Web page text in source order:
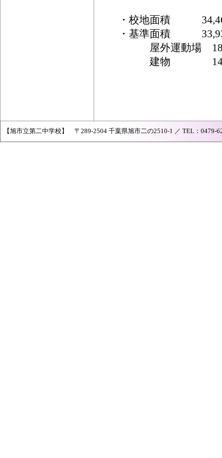
・校地面積
・基準面積
屋外運動場
建物 14,616
【旭市立第二中学校】 〒289-2504 千葉県旭市二の2510-1 ／ TEL：0479-